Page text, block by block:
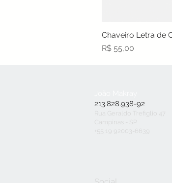
Chaveiro Letra de
Preço
R$ 55,00
213.828.938-92
Rua Geraldo Trefiglio 47
Campinas - SP
+55 19 92003-6639